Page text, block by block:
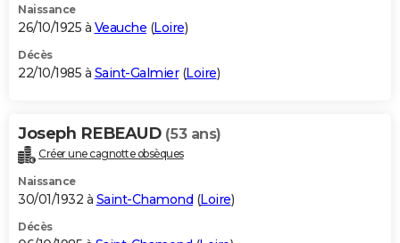
Naissance
26/10/1925 à Veauche (Loire)
Décès
22/10/1985 à Saint-Galmier(Loire)
Joseph REBEAUD (53 ans)
Créer une cagnotte obsèques
Naissance
30/01/1932 à Saint-Chamond (Loire)
Décès